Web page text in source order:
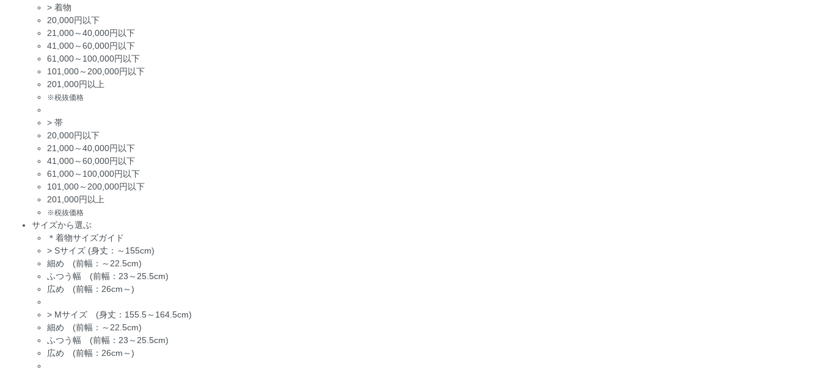
> 着物
20,000円以下
21,000～40,000円以下
41,000～60,000円以下
61,000～100,000円以下
101,000～200,000円以下
201,000円以上
※税抜価格
> 帯
20,000円以下
21,000～40,000円以下
41,000～60,000円以下
61,000～100,000円以下
101,000～200,000円以下
201,000円以上
※税抜価格
サイズから選ぶ
＊着物サイズガイド
> Sサイズ (身丈：～155cm)
細め (前幅：～22.5cm)
ふつう幅 (前幅：23～25.5cm)
広め (前幅：26cm～)
> Mサイズ (身丈：155.5～164.5cm)
細め (前幅：～22.5cm)
ふつう幅 (前幅：23～25.5cm)
広め (前幅：26cm～)